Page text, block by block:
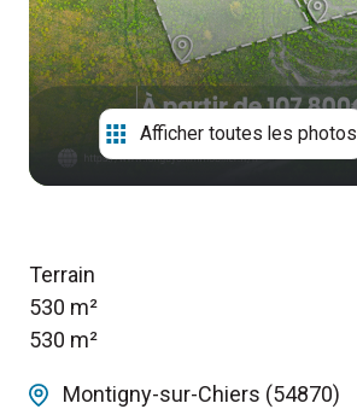
Afficher toutes les photos
Terrain
530 m²
530 m²
Montigny-sur-Chiers (54870)